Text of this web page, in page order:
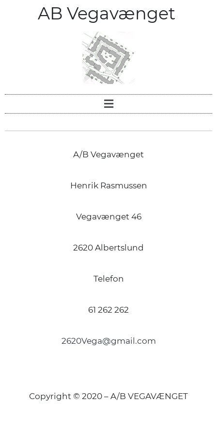
AB Vegavænget
A/B Vegavænget
Henrik Rasmussen
Vegavænget 46
2620 Albertslund
Telefon
61 262 262
2620Vega@gmail.com
Copyright © 2020 – A/B VEGAVÆNGET